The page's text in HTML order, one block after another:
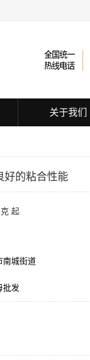
关于我们
好的粘合性能
起
南城街道
批发